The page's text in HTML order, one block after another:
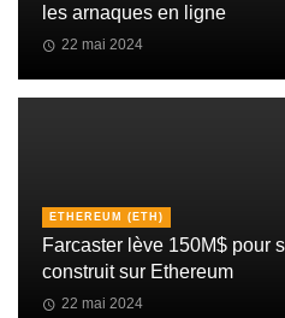
les arnaques en ligne
22 mai 2024
ETHEREUM (ETH)
Farcaster lève 150M$ pour
construit sur Ethereum
22 mai 2024